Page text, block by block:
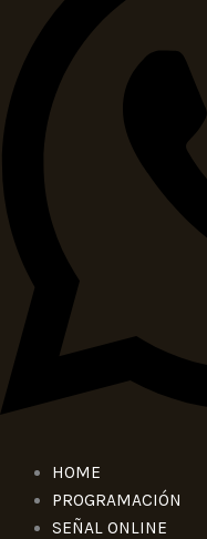
HOME
PROGRAMACIÓN
SEÑAL ONLINE